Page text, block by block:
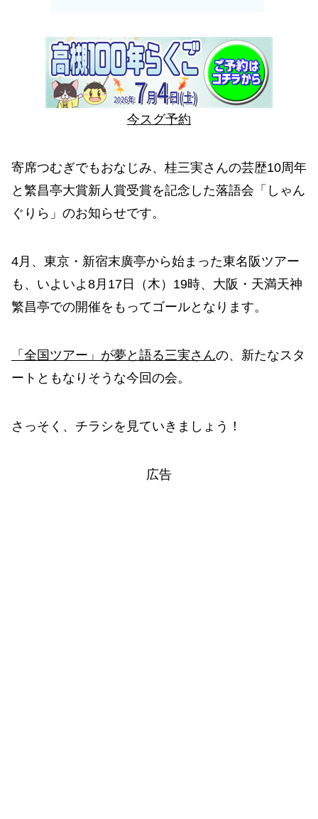
今スグ予約
寄席つむぎでもおなじみ、桂三実さんの芸歴10周年
と繁昌亭大賞新人賞受賞を記念した落語会「しゃん
ぐりら」のお知らせです。
4月、東京・新宿末廣亭から始まった東名阪ツアー
も、いよいよ8月17日（木）19時、大阪・天満天神
繁昌亭での開催をもってゴールとなります。
「全国ツアー」が夢と語る三実さんの、新たなスタ
ートともなりそうな今回の会。
さっそく、チラシを見ていきましょう！
広告